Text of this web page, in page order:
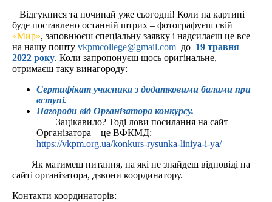
Відгукнися та починай уже сьогодні! Коли на картині
буде поставлено останній штрих – фотографуєш свій
«Мир», заповнюєш спеціальну заявку і надсилаєш це все
на нашу пошту vkpmcollege@gmail.com до 19 травня
2022 року. Коли запропонуєш щось оригінальне,
отримаєш таку винагороду:
Сертифікат учасника з додатковими балами при
вступі.
Нагороди від Організатора конкурсу.
Зацікавило? Тоді лови посилання на сайт
Організатора – це ВФКМД:
https://vkpm.org.ua/konkurs-rysunka-liniya-i-ya/
Як матимеш питання, на які не знайдеш відповіді на
сайті організатора, дзвони координатору.
Контакти координаторів: